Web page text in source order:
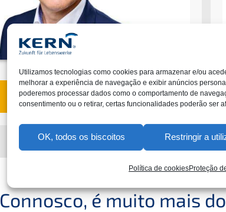
Utiliz­a­mos tecno­lo­gi­as como cookies para armaze­nar e/ou
melhorar a experiên­cia de navega­ção e exibir anúnci­os
podere­mos proces­sar dados como o compor­ta­men­to de
consen­ti­men­to ou o retirar, certas funcio­nal­ida­des poderão ser
OK, todos os biscoitos Restringir a
Política de cookiesProteção
Saiba mais
Conno­sco, é muito mais